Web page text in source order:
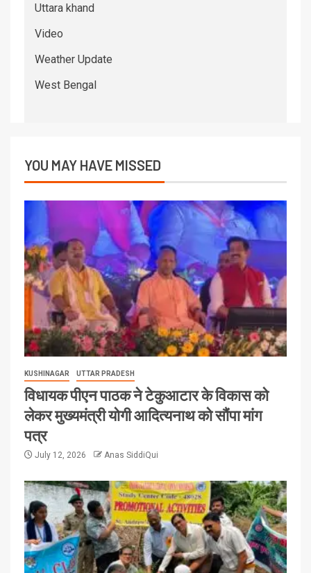
Uttara khand
Video
Weather Update
West Bengal
YOU MAY HAVE MISSED
KUSHINAGAR UTTAR PRADESH
विधायक पीएन पाठक ने टेकुआटार के विकास को
लेकर मुख्यमंत्री योगी आदित्यनाथ को सौंपा मांग
पत्र
July 12, 2026 Anas SiddiQui